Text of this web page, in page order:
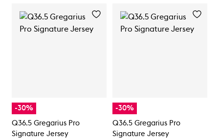
-30%
Q36.5 Gregarius Pro
Signature Jersey
-30%
Q36.5 Gregarius Pro
Signature Jersey